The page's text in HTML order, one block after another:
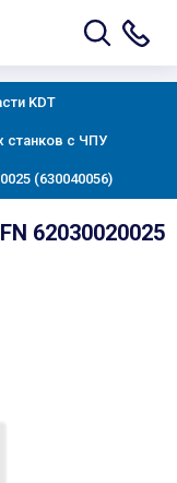
KDT
станков с ЧПУ
(630040056)
62030020025